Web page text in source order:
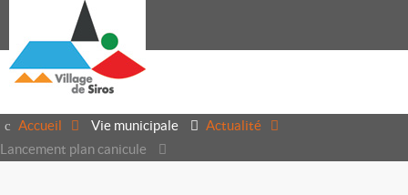
Accueil Vie municipale
Actualité
Lancement plan canicule